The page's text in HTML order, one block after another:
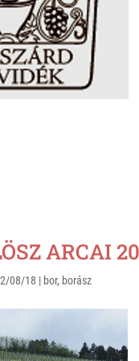
ARCAI
08/18 | bor, borász